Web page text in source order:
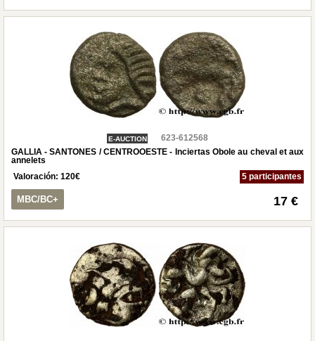
E-AUCTION
623-612568
GALLIA - SANTONES / CENTROOESTE - Inciertas Obole au cheval et aux
annelets
Valoración: 120€ 5 participantes
MBC/BC+ 17 €